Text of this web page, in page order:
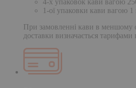
4-х упаковок кави вагою
1-ої упаковки кави вагою 1
При замовленні кави в меншому
доставки визначається тарифами